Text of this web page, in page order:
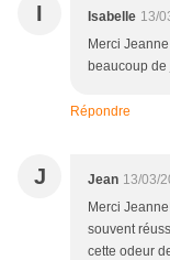
I Isabelle 13/
Merci
beaucoup de
Répondre
J Jean 13/03/
Merci
souvent
cette odeur